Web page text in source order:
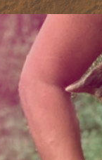
Patenhunde